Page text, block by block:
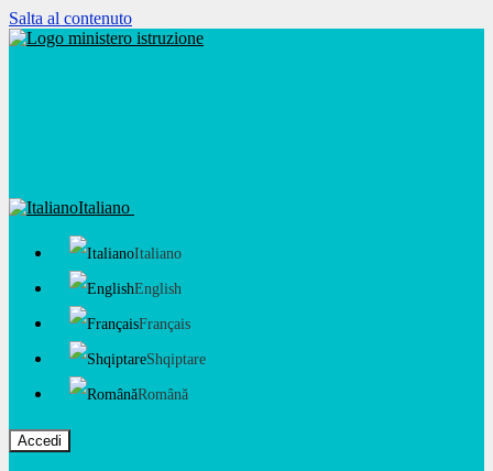
Salta al contenuto
Italiano
Italiano
English
Français
Shqiptare
Română
Accedi